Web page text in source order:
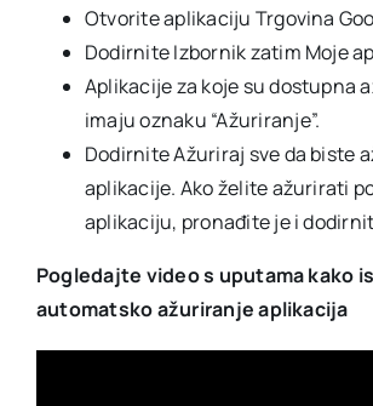
Otvorite aplikaciju Trgovina
Dodirnite Izbornik zatim Moje
Aplikacije za koje su dostupna
imaju oznaku “Ažuriranje”.
Dodirnite Ažuriraj sve da biste
aplikacije. Ako želite ažurirati
aplikaciju, pronađite je i
Pogledajte video s uputama kako
automatsko ažuriranje aplikacija